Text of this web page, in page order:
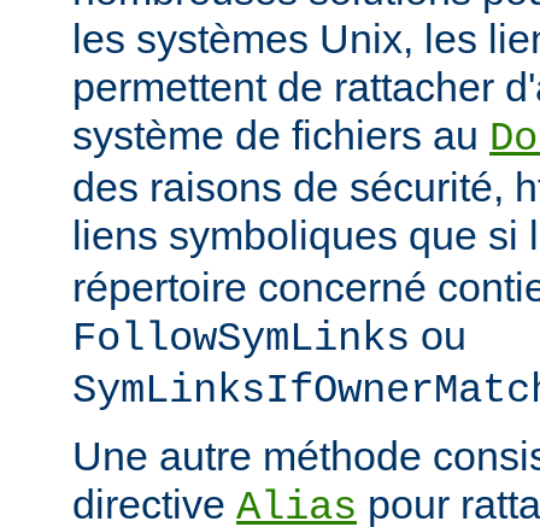
les systèmes Unix, les
permettent de rattacher
système de fichiers au
des raisons de sécurité,
liens symboliques que si
répertoire concerné
FollowSymLinks ou
Une autre méthode
directive Alias pour